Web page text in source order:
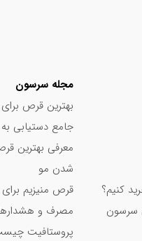
کنیم؟
سرسون
مجله سرسون
بهترین قرص
جامع دستیابی
معرفی بهترین
شدن مو
قرص منیزیم
مصرف و
پروستافیت